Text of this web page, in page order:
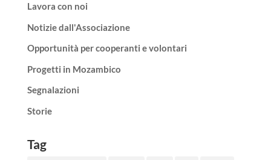
Lavora con noi
Notizie dall'Associazione
Opportunità per cooperanti e volontari
Progetti in Mozambico
Segnalazioni
Storie
Tag